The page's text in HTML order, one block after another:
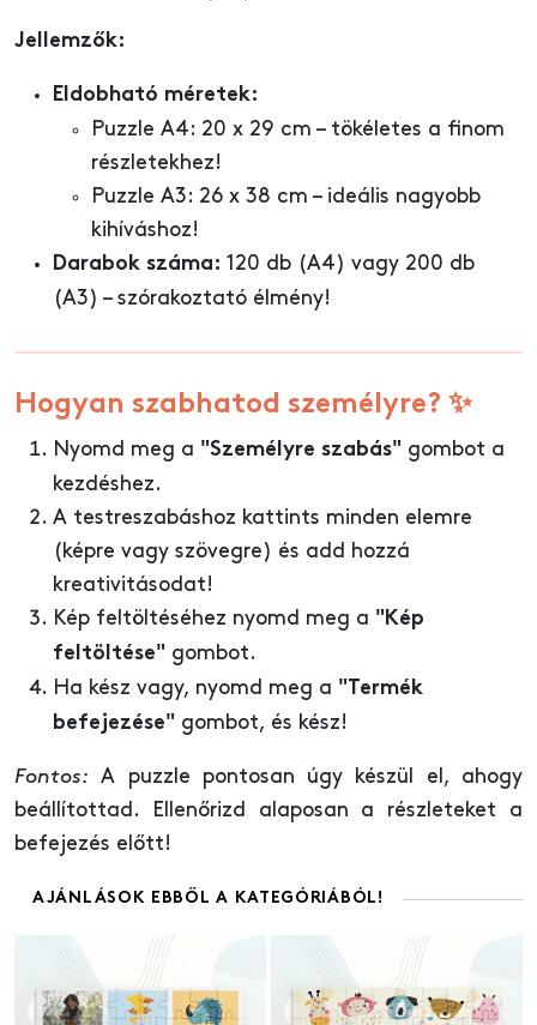
Jellemzők:
Eldobható méretek:
Puzzle A4: 20 x 29 cm – tökéletes a finom
részletekhez!
Puzzle A3: 26 x 38 cm – ideális nagyobb
kihíváshoz!
Darabok száma: 120 db (A4) vagy 200 db
(A3) – szórakoztató élmény!
Hogyan szabhatod személyre? ✨
Nyomd meg a "Személyre szabás" gombot a
kezdéshez.
A testreszabáshoz kattints minden elemre
(képre vagy szövegre) és add hozzá
kreativitásodat!
Kép feltöltéséhez nyomd meg a "Kép
feltöltése" gombot.
Ha kész vagy, nyomd meg a "Termék
befejezése" gombot, és kész!
Fontos: A puzzle pontosan úgy készül el, ahogy
beállítottad. Ellenőrizd alaposan a részleteket a
befejezés előtt!
AJÁNLÁSOK EBBŐL A KATEGÓRIÁBÓL!